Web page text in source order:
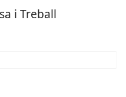
i Treball